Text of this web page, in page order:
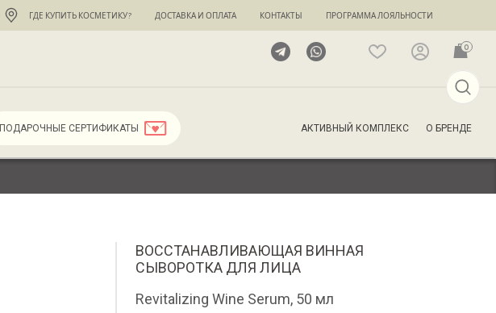
ГДЕ КУПИТЬ КОСМЕТИКУ? ДОСТАВКА И ОПЛАТА КОНТАКТЫ ПРОГРАММА ЛОЯЛЬНОСТИ
0
ПОДАРОЧНЫЕ СЕРТИФИКАТЫ АКТИВНЫЙ КОМПЛЕКС О БРЕНДЕ
ВОССТАНАВЛИВАЮЩАЯ ВИННАЯ
СЫВОРОТКА ДЛЯ ЛИЦА
Revitalizing Wine Serum, 50 мл